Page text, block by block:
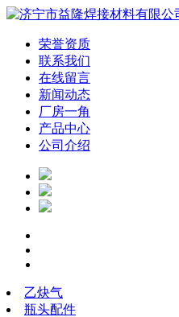
荣誉资质
联系我们
在线留言
新闻动态
厂房一角
产品中心
公司介绍
乙炔气
瓶头配件